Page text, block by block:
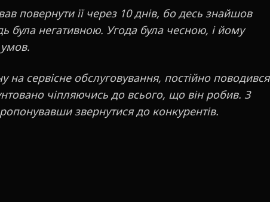
повернути її через 10 днів, бо десь знайшов
була негативною. Угода була чесною, і йому
сервісне обслуговування, постійно поводився
чіпляючись до всього, що він робив. З
звернутися до конкурентів.